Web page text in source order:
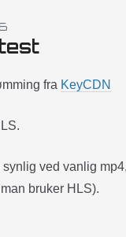
fra KeyCDN
synlig ved vanlig
bruker HLS).